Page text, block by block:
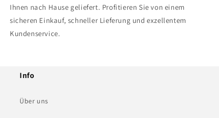
Ihnen nach Hause geliefert. Profitieren Sie von einem
sicheren Einkauf, schneller Lieferung und exzellentem
Kundenservice.
Info
Über uns